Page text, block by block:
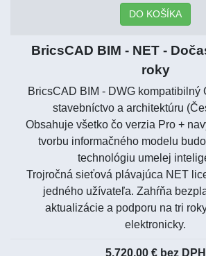
DO KOŠÍKA
BricsCAD BIM - NET -
roky
BricsCAD BIM - DWG kompatibilný
stavebníctvo a architektúru
Obsahuje všetko čo verzia Pro +
tvorbu informačného modelu
technológiu umelej
Trojročná sieťová plávajúca NET
jedného užívateľa. Zahŕňa
aktualizácie a podporu na tri
elektronicky.
5.720,00 € bez DPH